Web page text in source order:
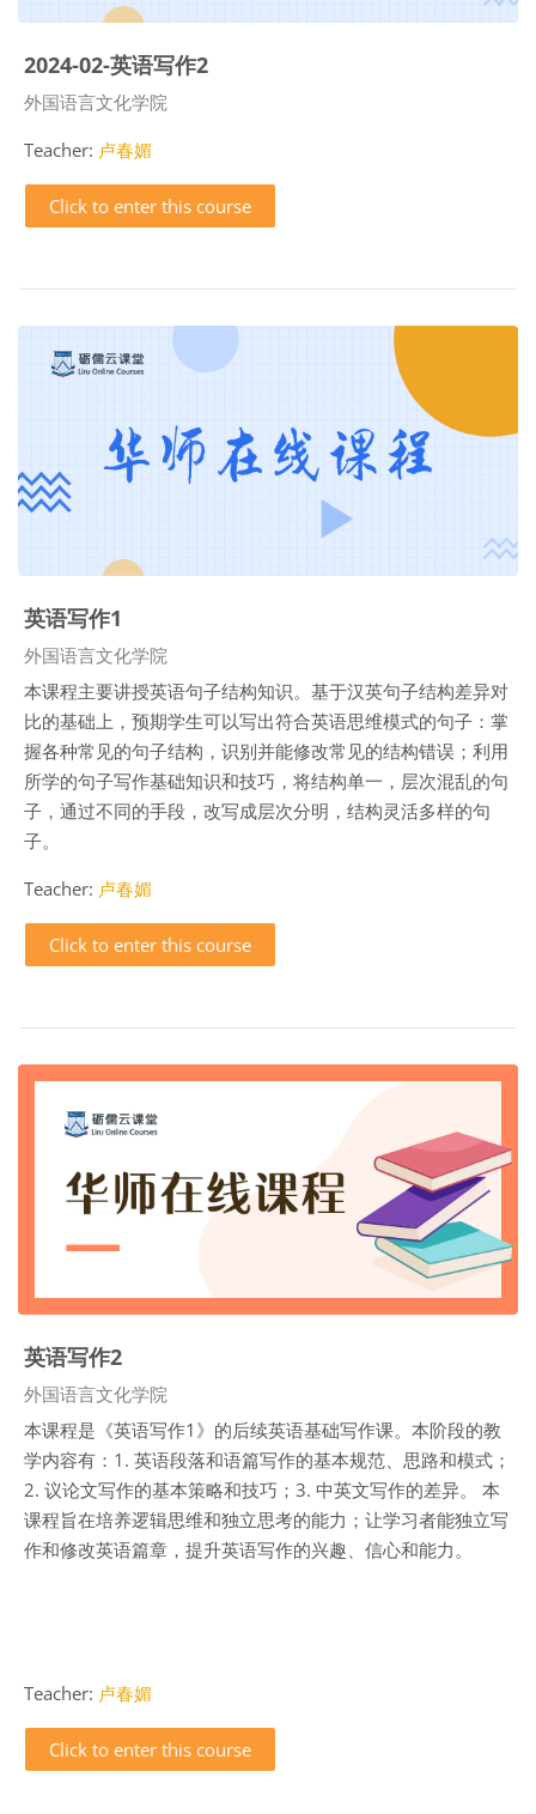
2024-02-英语写作2
Course category
外国语言文化学院
Teacher: 卢春媚
Click to enter this course
英语写作1
Course category
外国语言文化学院
本课程主要讲授英语句子结构知识。基于汉英句子结构差异对
比的基础上，预期学生可以写出符合英语思维模式的句子：掌
握各种常见的句子结构，识别并能修改常见的结构错误；利用
所学的句子写作基础知识和技巧，将结构单一，层次混乱的句
子，通过不同的手段，改写成层次分明，结构灵活多样的句
子。
Teacher: 卢春媚
Click to enter this course
英语写作2
Course category
外国语言文化学院
本课程是《英语写作1》的后续英语基础写作课。本阶段的教
学内容有：1. 英语段落和语篇写作的基本规范、思路和模式；
2. 议论文写作的基本策略和技巧；3. 中英文写作的差异。 本
课程旨在培养逻辑思维和独立思考的能力；让学习者能独立写
作和修改英语篇章，提升英语写作的兴趣、信心和能力。
Teacher: 卢春媚
Click to enter this course